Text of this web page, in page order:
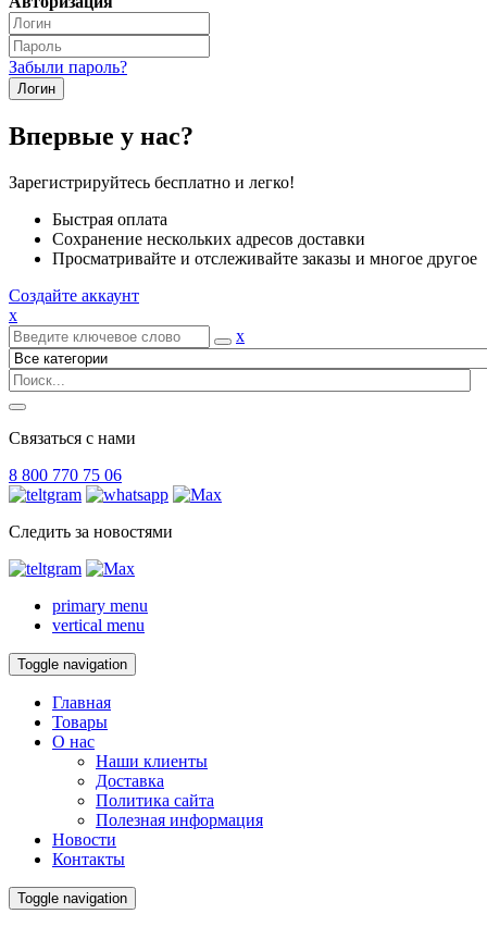
Забыли пароль?
Впервые у нас?
Зарегистрируйтесь бесплатно и легко!
Быстрая оплата
Сохранение нескольких адресов доставки
Просматривайте и отслеживайте заказы и многое другое
Создайте аккаунт
x
x
Связаться с нами
8 800 770 75 06
Следить за новостями
primary menu
vertical menu
Toggle navigation
Главная
Товары
О нас
Наши клиенты
Доставка
Политика сайта
Полезная информация
Новости
Контакты
Toggle navigation